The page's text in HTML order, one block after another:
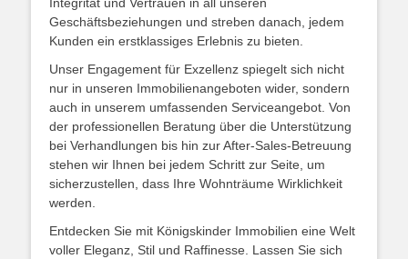
Geschäftsbeziehungen und streben danach, jedem
Kunden ein erstklassiges Erlebnis zu bieten.
Unser Engagement für Exzellenz spiegelt sich nicht
nur in unseren Immobilienangeboten wider, sondern
auch in unserem umfassenden Serviceangebot. Von
der professionellen Beratung über die Unterstützung
bei Verhandlungen bis hin zur After-Sales-Betreuung
stehen wir Ihnen bei jedem Schritt zur Seite, um
sicherzustellen, dass Ihre Wohnträume Wirklichkeit
werden.
Entdecken Sie mit Königskinder Immobilien eine Welt
voller Eleganz, Stil und Raffinesse. Lassen Sie sich